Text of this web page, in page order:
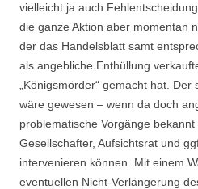
vielleicht ja auch
die ganze Aktion aber momentan
der das Handelsblatt samt
als angebliche Enthüllung
„Königsmörder“ gemacht hat.
wäre gewesen – wenn da doch
problematische Vorgänge
Gesellschafter, Aufsichtsrat und
intervenieren können. Mit einem
eventuellen Nicht-Verlängerung